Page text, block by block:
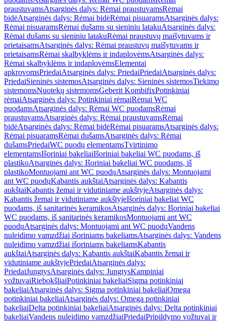
praustuvamsAtsarginės dalys: Rėmai praustuvamsRėmai
bidėAtsarginės dalys: Rėmai bidėRėmai pisuaramsAtsarginės dalys:
Rėmai pisuaramsRėmai dušams su sieniniu latakuAtsarginės dalys:
Rėmai dušams su sieniniu latakuRėmai praustuvų maišytuvams ir
prietaisamsAtsarginės dalys: Rėmai praustuvų maišytuvams ir
prietaisamsRėmai skalbyklėms ir indaplovėmsAtsarginės dalys:
Rėmai skalbyklėms ir indaplovėmsElementai
apkrovomsPriedaiAtsarginės dalys: PriedaiPriedaiAtsarginės dalys:
PriedaiSieninės sistemosAtsarginės dalys: Sieninės sistemosTiekimo
sistemomsNuotekų sistemomsGeberit KombifixPotinkiniai
rėmaiAtsarginės dalys: Potinkiniai rėmaiRėmai WC
puodamsAtsarginės dalys: Rėmai WC puodamsRėmai
praustuvamsAtsarginės dalys: Rėmai praustuvamsRėmai
bidėAtsarginės dalys: Rėmai bidėRėmai pisuaramsAtsarginės dalys:
Rėmai pisuaramsRėmai dušamsAtsarginės dalys: Rėmai
dušamsPriedaiWC puodų elementamsTvirtinimo
elementamsIšoriniai bakeliaiIšoriniai bakeliai WC puodams, iš
plastikoAtsarginės dalys: Išoriniai bakeliai WC puodams, iš
plastikoMontuojami ant WC puodųAtsarginės dalys: Montuojami
ant WC puodųKabantis aukštaiAtsarginės dalys: Kabantis
aukštaiKabantis žemai ir vidutiniame aukštyjeAtsarginės dalys:
Kabantis žemai ir vidutiniame aukštyjeIšoriniai bakeliai WC
puodams, iš sanitarinės keramikosAtsarginės dalys: Išoriniai bakeliai
WC puodams, iš sanitarinės keramikosMontuojami ant WC
puodųAtsarginės dalys: Montuojami ant WC puodųVandens
nuleidimo vamzdžiai išoriniams bakeliamsAtsarginės dalys: Vandens
nuleidimo vamzdžiai išoriniams bakeliamsKabantis
aukštaiAtsarginės dalys: Kabantis aukštaiKabantis žemai ir
vidutiniame aukštyjePriedaiAtsarginės dalys:
PriedaiJungtysAtsarginės dalys: JungtysKampiniai
vožtuvaiRiebokšliaiPotinkiniai bakeliaiSigma potinkiniai
bakeliaiAtsarginės dalys: Sigma potinkiniai bakeliaiOmega
potinkiniai bakeliaiAtsarginės dalys: Omega potinkiniai
bakeliaiDelta potinkiniai bakeliaiAtsarginės dalys: Delta potinkiniai
bakeliaiVandens nuleidimo vamzdžiaiPriedaiPripildymo vožtuvai ir